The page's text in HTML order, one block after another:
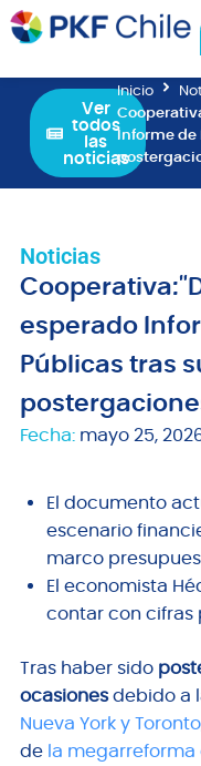
Ver
todos
las
noticias
Inicio
Informe de
Noticias
esperado
Públicas tras
Fecha: mayo 25,
El documento
escenario
marco
El economista
contar con cifras
Tras haber sido
ocasionesdebido a
Nueva York y Toronto
de la megarreforma